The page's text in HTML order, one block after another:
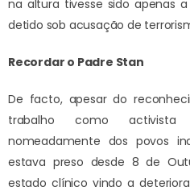
na altura tivesse sido apenas
detido sob acusação de
Recordar o Padre Stan
De facto, apesar do
trabalho como activista
nomeadamente dos povos
estava preso desde 8 de
estado clínico vindo a